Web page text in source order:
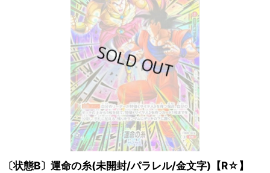
〔状態B〕運命の糸(未開封/パラレル/金文字)【R☆】